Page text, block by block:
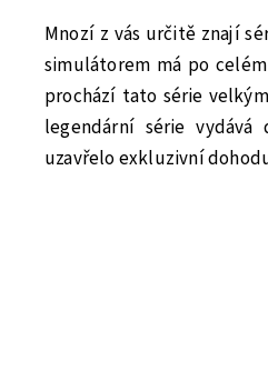
Mnozí z vás určitě znají
simulátorem má po
prochází tato série
legendární série vydává
uzavřelo exkluzivní